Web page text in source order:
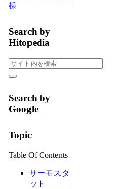
様
Search by
Hitopedia
Search by
Google
Topic
Table Of Contents
サーモスタ
ット